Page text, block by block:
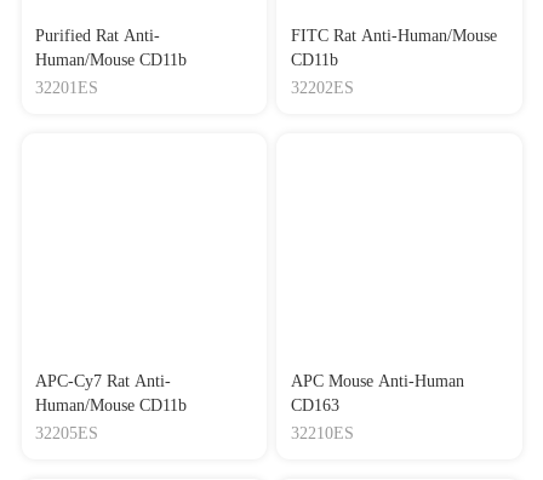
Purified Rat Anti-
Human/Mouse CD11b
32201ES
FITC Rat Anti-Human/Mouse
CD11b
32202ES
APC-Cy7 Rat Anti-
Human/Mouse CD11b
32205ES
APC Mouse Anti-Human
CD163
32210ES